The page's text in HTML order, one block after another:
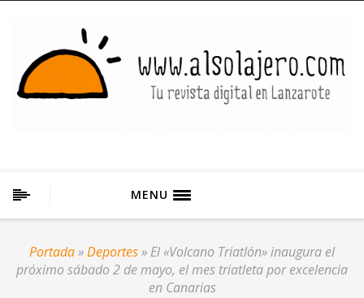
MENU
Portada»Deportes» El «Volcano Triatlón» inaugura el
próximo sábado 2 de mayo, el mes triatleta por excelencia
en Canarias